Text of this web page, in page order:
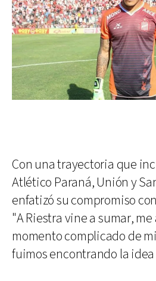
Con una trayectoria que
Atlético Paraná, Unión y
enfatizó su compromiso
"A Riestra vine a sumar,
momento complicado de
fuimos encontrando la